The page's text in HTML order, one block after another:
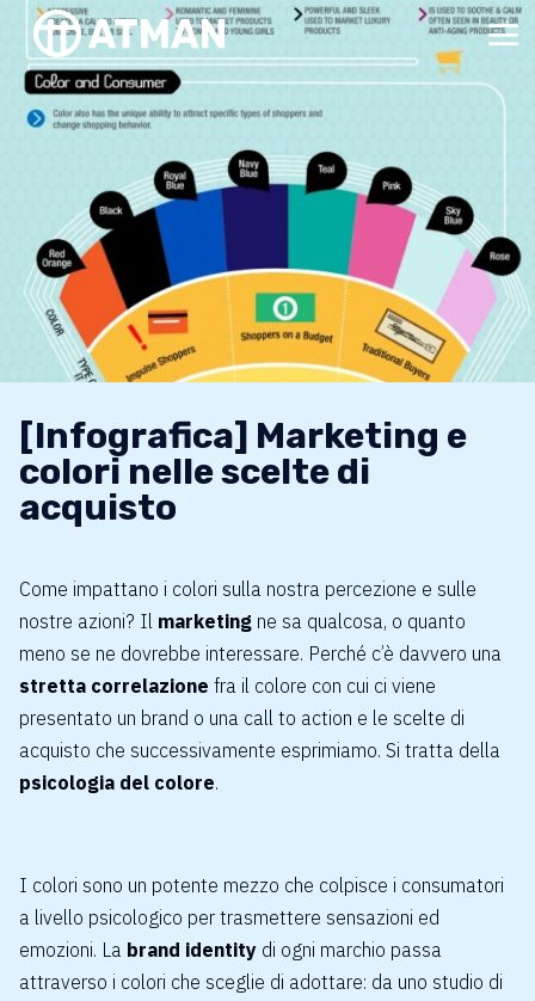
[Infografica] Marketing e
colori nelle scelte di
acquisto
Come impattano i colori sulla nostra percezione e sulle
nostre azioni? Il marketing ne sa qualcosa, o quanto
meno se ne dovrebbe interessare. Perché c’è davvero una
stretta correlazione fra il colore con cui ci viene
presentato un brand o una call to action e le scelte di
acquisto che successivamente esprimiamo. Si tratta della
psicologia del colore.
I colori sono un potente mezzo che colpisce i consumatori
a livello psicologico per trasmettere sensazioni ed
emozioni. La brand identity di ogni marchio passa
attraverso i colori che sceglie di adottare: da uno studio di